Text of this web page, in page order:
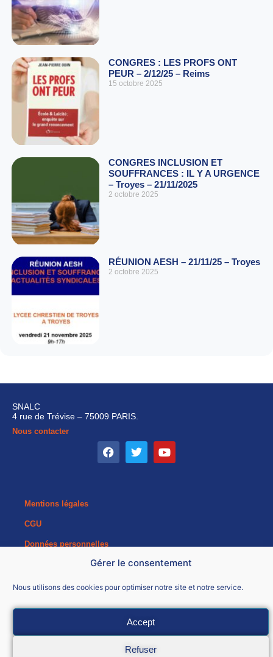
Gérer le consentement
Nous utilisons des cookies pour optimiser notre site et notre service.
Accept
Refuser
CONGRES : LES PROFS ONT
PEUR – 2/12/25 – Reims
15 octobre 2025
CONGRES INCLUSION ET
SOUFFRANCES : IL Y A URGENCE
– Troyes – 21/11/2025
2 octobre 2025
RÉUNION AESH – 21/11/25 – Troyes
2 octobre 2025
SNALC
4 rue de Trévise – 75009 PARIS.
Nous contacter
Mentions légales
CGU
Données personnelles